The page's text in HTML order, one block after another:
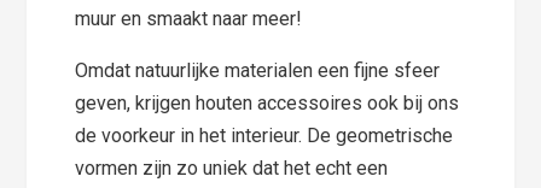
muur en smaakt naar meer!
Omdat natuurlijke materialen een fijne sfeer
geven, krijgen houten accessoires ook bij ons
de voorkeur in het interieur. De geometrische
vormen zijn zo uniek dat het echt een